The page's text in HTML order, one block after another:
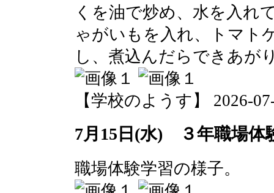
くを油で炒め、水を入れ
ゃがいもを入れ、トマト
し、煮込んだらできあが
【学校のようす】 2026-
7月15日(水) ３年職場
職場体験学習の様子。